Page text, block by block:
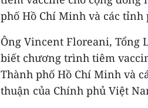
phố Hồ Chí Minh và các tỉnh
Ông Vincent Floreani, Tổng
biết chương trình tiêm
Thành phố Hồ Chí Minh và
thuận của Chính phủ Việt